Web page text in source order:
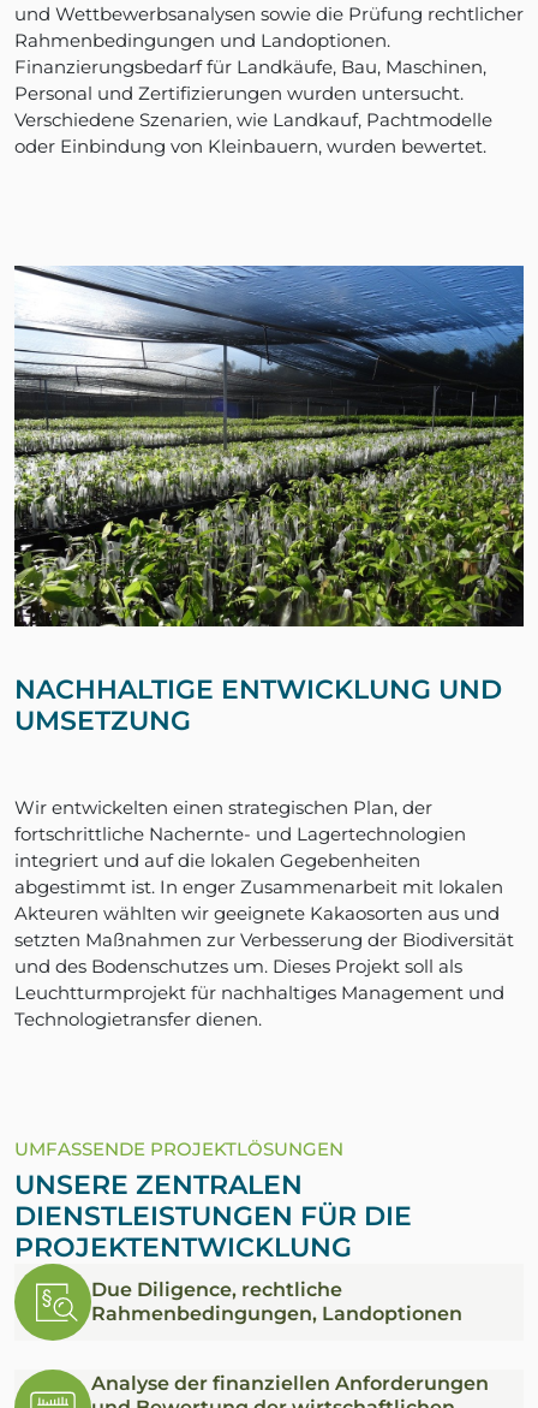
und Wettbewerbsanalysen sowie die Prüfung rechtlicher
Rahmenbedingungen und Landoptionen.
Finanzierungsbedarf für Landkäufe, Bau, Maschinen,
Personal und Zertifizierungen wurden untersucht.
Verschiedene Szenarien, wie Landkauf, Pachtmodelle
oder Einbindung von Kleinbauern, wurden bewertet.
NACHHALTIGE ENTWICKLUNG UND
UMSETZUNG
Wir entwickelten einen strategischen Plan, der
fortschrittliche Nachernte- und Lagertechnologien
integriert und auf die lokalen Gegebenheiten
abgestimmt ist. In enger Zusammenarbeit mit lokalen
Akteuren wählten wir geeignete Kakaosorten aus und
setzten Maßnahmen zur Verbesserung der Biodiversität
und des Bodenschutzes um. Dieses Projekt soll als
Leuchtturmprojekt für nachhaltiges Management und
Technologietransfer dienen.
UMFASSENDE PROJEKTLÖSUNGEN
UNSERE ZENTRALEN
DIENSTLEISTUNGEN FÜR DIE
PROJEKTENTWICKLUNG
Due Diligence, rechtliche
Rahmenbedingungen, Landoptionen
Analyse der finanziellen Anforderungen